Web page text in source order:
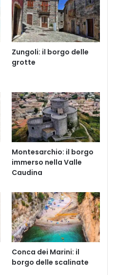
Zungoli: il borgo delle
grotte
Montesarchio: il borgo
immerso nella Valle
Caudina
Conca dei Marini: il
borgo delle scalinate